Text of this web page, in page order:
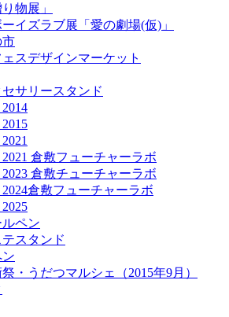
物展」
イズラブ展「愛の劇場(仮)」
市
スデザインマーケット
サリースタンド
倉敷フューチャーラボ
倉敷チューチャーラボ
倉敷フューチャーラボ
ペン
スタンド
・うだつマルシェ（2015年9月）